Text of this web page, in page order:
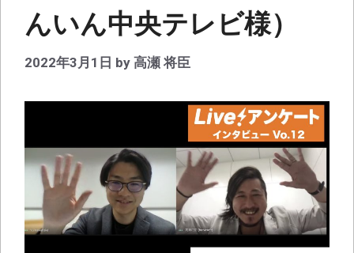
んいん中央テレビ様）
2022年3月1日 by 高瀬 将臣